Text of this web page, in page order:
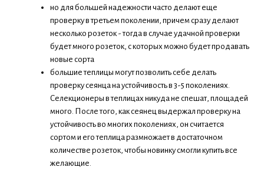
но для большей надежности часто делают еще
проверку в третьем поколении, причем сразу делают
несколько розеток - тогда в случае удачной проверки
будет много розеток, с которых можно будет продавать
новые сорта
большие теплицы могут позволить себе делать
проверку сеянца на устойчивость в 3-5 поколениях.
Селекционеры в теплицах никуда не спешат, площадей
много. После того, как сеянец выдержал проверку на
устойчивость во многих поколениях, он считается
сортом и его теплица размножает в достаточном
количестве розеток, чтобы новинку смогли купить все
желающие.